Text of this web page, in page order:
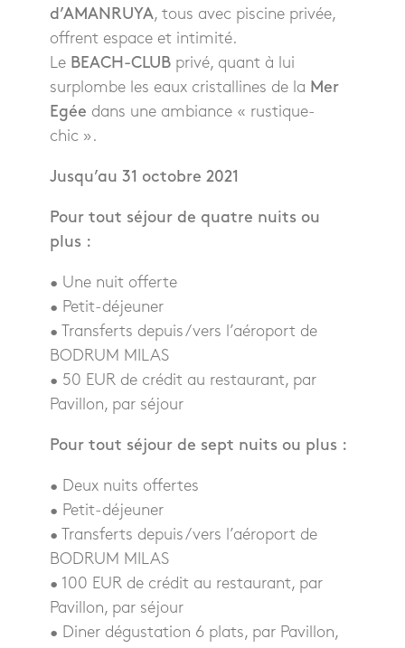
d’AMANRUYA, tous avec piscine privée,
offrent espace et intimité.
Le BEACH-CLUBprivé, quant à lui
surplombe les eaux cristallines de la Mer
Egée dans une ambiance « rustique-
chic ».
Jusqu’au 31 octobre 2021
Pour tout séjour de quatre nuits ou
plus :
• Une nuit offerte
• Petit-déjeuner
• Transferts depuis/vers l’aéroport de
BODRUM MILAS
• 50 EUR de crédit au restaurant, par
Pavillon, par séjour
Pour tout séjour de sept nuits ou plus :
• Deux nuits offertes
• Petit-déjeuner
• Transferts depuis/vers l’aéroport de
BODRUM MILAS
• 100 EUR de crédit au restaurant, par
Pavillon, par séjour
• Diner dégustation 6 plats, par Pavillon,